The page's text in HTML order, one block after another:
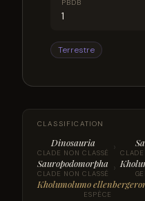
PBDB
1
Terrestre
CLASSIFICATION
Dinosauria
CLADE NON CLASSÉ ›
Sauropodomorpha
CLADE NON CLASSÉ ›
Kholumolumo
ESPÈCE